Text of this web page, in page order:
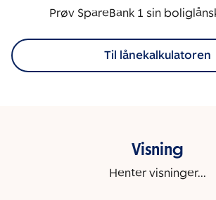
Prøv SpareBank 1 sin
Til lånekalkulatoren
Visning
Henter visninger...